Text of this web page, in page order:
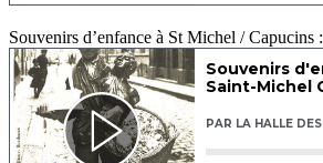
Souvenirs d’enfance à St Michel / Capucins :